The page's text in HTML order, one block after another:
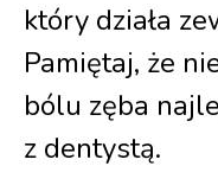
który działa
Pamiętaj, że
bólu zęba
z dentystą.